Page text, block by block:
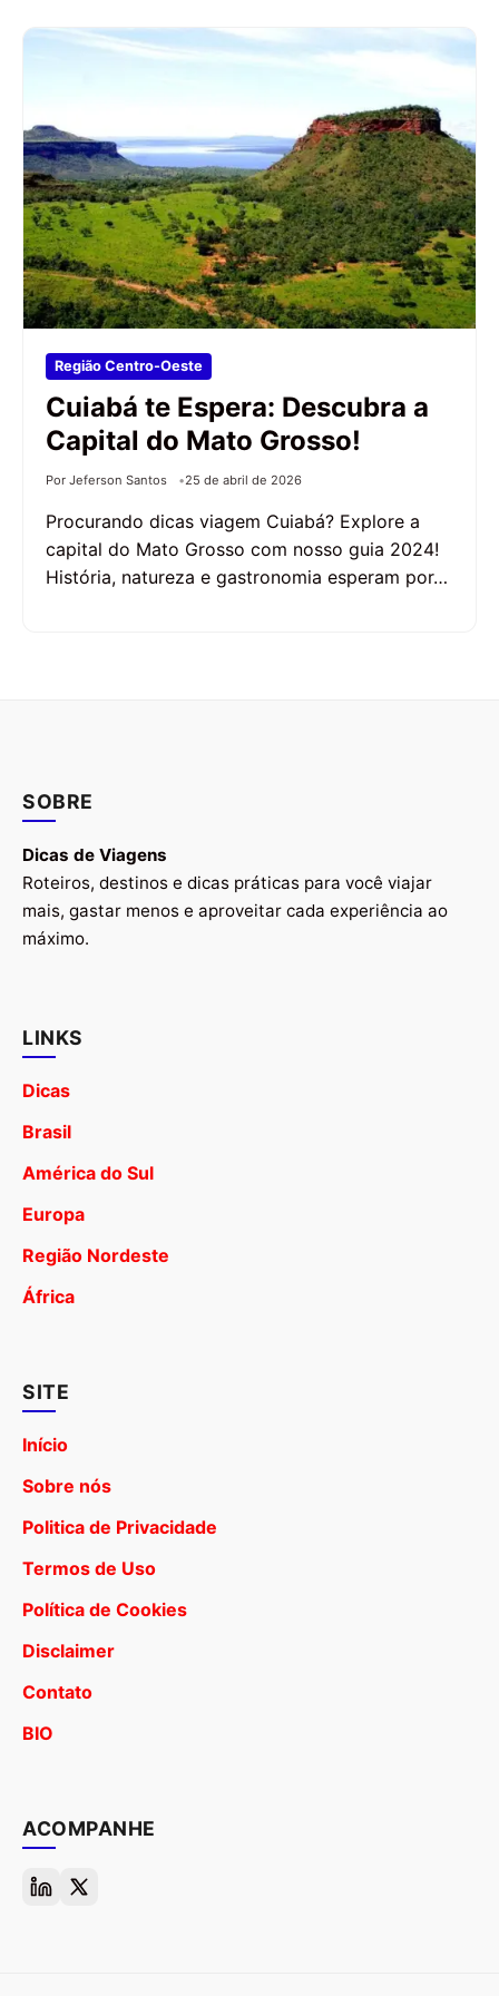
Região Centro-Oeste
Cuiabá te Espera: Descubra a
Capital do Mato Grosso!
Por Jeferson Santos 25 de abril de 2026
Procurando dicas viagem Cuiabá? Explore a
capital do Mato Grosso com nosso guia 2024!
História, natureza e gastronomia esperam por…
SOBRE
Dicas de Viagens
Roteiros, destinos e dicas práticas para você viajar
mais, gastar menos e aproveitar cada experiência ao
máximo.
LINKS
Dicas
Brasil
América do Sul
Europa
Região Nordeste
África
SITE
Início
Sobre nós
Politica de Privacidade
Termos de Uso
Política de Cookies
Disclaimer
Contato
BIO
ACOMPANHE